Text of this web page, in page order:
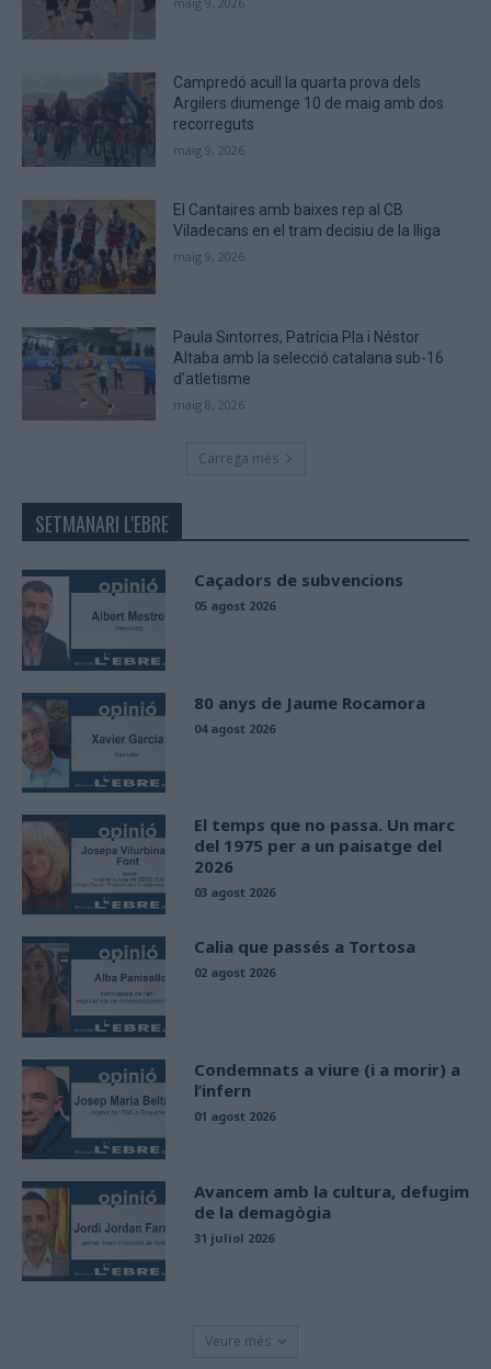
you
Campredó acull la quarta prova dels
Argilers diumenge 10 de maig amb dos
recorreguts
maig 9, 2026
El Cantaires amb baixes rep al CB
Viladecans en el tram decisiu de la lliga
maig 9, 2026
Paula Sintorres, Patrícia Pla i Néstor
Altaba amb la selecció catalana sub-16
d’atletisme
maig 8, 2026
Carrega més
SETMANARI L'EBRE
Caçadors de subvencions
05 agost 2026
80 anys de Jaume Rocamora
04 agost 2026
El temps que no passa. Un marc
del 1975 per a un paisatge del
2026
03 agost 2026
Calia que passés a Tortosa
02 agost 2026
Condemnats a viure (i a morir) a
l’infern
01 agost 2026
Avancem amb la cultura, defugim
de la demagògia
31 juliol 2026
Veure més